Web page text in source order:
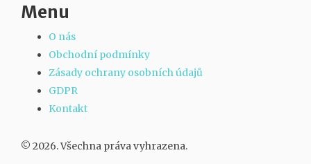
Menu
O nás
Obchodní podmínky
Zásady ochrany osobních údajů
GDPR
Kontakt
© 2026. Všechna práva vyhrazena.